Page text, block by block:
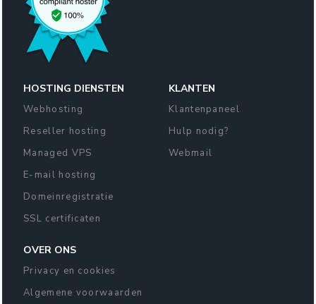
HOSTING DIENSTEN
Webhosting
Reseller hosting
Managed VPS
E-mail hosting
Domeinregistratie
SSL certificaten
KLANTEN
Klantenpaneel
Hulp nodig?
Webmail
OVER ONS
Privacy en cookies
Algemene voorwaarden